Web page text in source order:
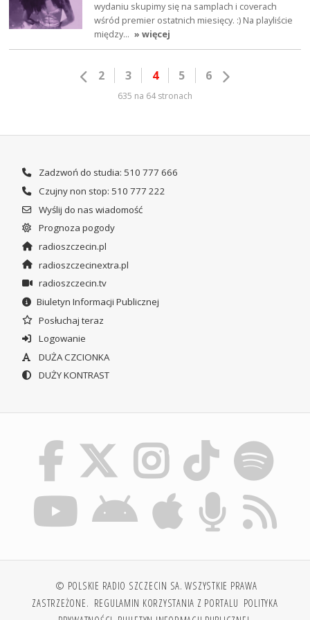
wydaniu skupimy się na samplach i coverach
wśród premier ostatnich miesięcy. :) Na playliście
między… » więcej
2 3 4 5 6
635 na 64 stronach
Zadzwoń do studia: 510 777 666
Czujny non stop: 510 777 222
Wyślij do nas wiadomość
Prognoza pogody
radioszczecin.pl
radioszczecinextra.pl
radioszczecin.tv
Biuletyn Informacji Publicznej
Posłuchaj teraz
Logowanie
DUŻA CZCIONKA
DUŻY KONTRAST
© POLSKIE RADIO SZCZECIN SA. WSZYSTKIE PRAWA
ZASTRZEŻONE. REGULAMIN KORZYSTANIA Z PORTALU POLITYKA